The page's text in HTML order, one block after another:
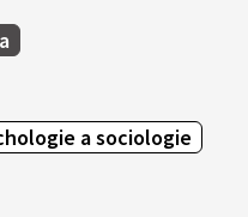
a sociologie